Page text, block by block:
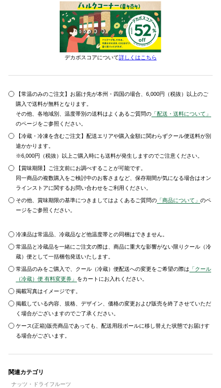
デカボスコアについて詳しくはこちら
【常温のみのご注文】お届け先が本州・四国の場合、6,000円（税抜）以上のご
購入で送料が無料となります。
その他、各地域別、温度帯別の送料はよくあるご質問の 「配送・送料について」
のページをご参照ください。
【冷蔵・冷凍を含むご注文】配送エリアや購入金額に関わらずクール便送料が別
途かかります。
※6,000円（税抜）以上ご購入時にも送料が発生しますのでご注意ください。
【賞味期限】ご注文前にお調べすることが可能です。
同一商品の複数購入をご検討中のお客さまなど、保存期間が気になる場合はオン
ラインストアに関するお問い合わせをご利用ください。
その他、賞味期限の基準につきましてはよくあるご質問の 「商品について」のペ
ージをご参照ください。
冷凍品は常温品、冷蔵品など他温度帯との同梱はできません。
常温品と冷蔵品を一緒にご注文の際は、商品に重大な影響がない限りクール（冷
蔵）便として一括梱包発送いたします。
常温品のみをご購入で、クール（冷蔵）便配送への変更をご希望の際は 「クール
（冷蔵）便 有料変更券」 をカートにお入れください。
掲載写真はイメージです。
掲載している内容、規格、デザイン、価格の変更および販売を終了させていただ
く場合がございますのでご了承ください。
ケース(正箱)販売商品であっても、配送用段ボールに移し替えた状態でお届けす
る場合がございます。
関連カテゴリ
ナッツ・ドライフルーツ